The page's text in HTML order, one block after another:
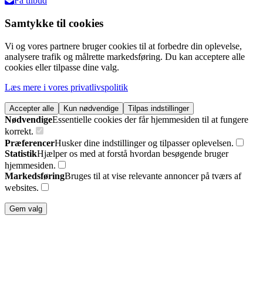
Samtykke til cookies
Vi og vores partnere bruger cookies til at forbedre din oplevelse,
analysere trafik og målrette markedsføring. Du kan acceptere alle
cookies eller tilpasse dine valg.
Læs mere i vores privatlivspolitik
Accepter alle Kun nødvendige Tilpas indstillinger
NødvendigeEssentielle cookies der får hjemmesiden til at fungere
korrekt.
PræferencerHusker dine indstillinger og tilpasser oplevelsen.
StatistikHjælper os med at forstå hvordan besøgende bruger
hjemmesiden.
MarkedsføringBruges til at vise relevante annoncer på tværs af
websites.
Gem valg